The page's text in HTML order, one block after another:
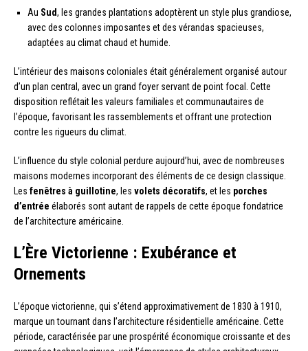
Au Sud, les grandes plantations adoptèrent un style plus grandiose,
avec des colonnes imposantes et des vérandas spacieuses,
adaptées au climat chaud et humide.
L’intérieur des maisons coloniales était généralement organisé autour
d’un plan central, avec un grand foyer servant de point focal. Cette
disposition reflétait les valeurs familiales et communautaires de
l’époque, favorisant les rassemblements et offrant une protection
contre les rigueurs du climat.
L’influence du style colonial perdure aujourd’hui, avec de nombreuses
maisons modernes incorporant des éléments de ce design classique.
Les fenêtres à guillotine, les volets décoratifs, et les porches
d’entrée élaborés sont autant de rappels de cette époque fondatrice
de l’architecture américaine.
L’Ère Victorienne : Exubérance et
Ornements
L’époque victorienne, qui s’étend approximativement de 1830 à 1910,
marque un tournant dans l’architecture résidentielle américaine. Cette
période, caractérisée par une prospérité économique croissante et des